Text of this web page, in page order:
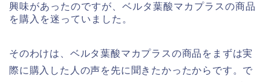
興味があったのですが、ベルタ葉酸マカプラスの商品
を購入を迷っていました。
そのわけは、ベルタ葉酸マカプラスの商品をまずは実
際に購入した人の声を先に聞きたかったからです。で